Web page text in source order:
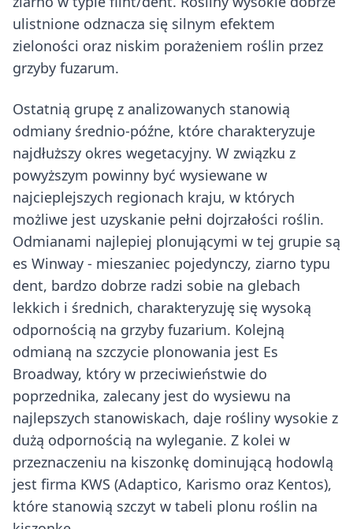
ulistnione odznacza się silnym efektem
zieloności oraz niskim porażeniem roślin przez
grzyby fuzarum.
Ostatnią grupę z analizowanych stanowią
odmiany średnio-późne, które charakteryzuje
najdłuższy okres wegetacyjny. W związku z
powyższym powinny być wysiewane w
najcieplejszych regionach kraju, w których
możliwe jest uzyskanie pełni dojrzałości roślin.
Odmianami najlepiej plonującymi w tej grupie są
es Winway - mieszaniec pojedynczy, ziarno typu
dent, bardzo dobrze radzi sobie na glebach
lekkich i średnich, charakteryzuję się wysoką
odpornością na grzyby fuzarium. Kolejną
odmianą na szczycie plonowania jest Es
Broadway, który w przeciwieństwie do
poprzednika, zalecany jest do wysiewu na
najlepszych stanowiskach, daje rośliny wysokie z
dużą odpornością na wyleganie. Z kolei w
przeznaczeniu na kiszonkę dominującą hodowlą
jest firma KWS (Adaptico, Karismo oraz Kentos),
które stanowią szczyt w tabeli plonu roślin na